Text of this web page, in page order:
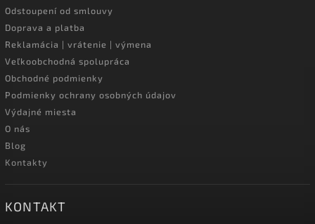
Odstoupení od smlouvy
Doprava a platba
Reklamácia | vrátenie | výmena
Veľkoobchodná spolupráca
Obchodné podmienky
Podmienky ochrany osobných údajov
Výdajné miesta
O nás
Blog
Kontakty
KONTAKT